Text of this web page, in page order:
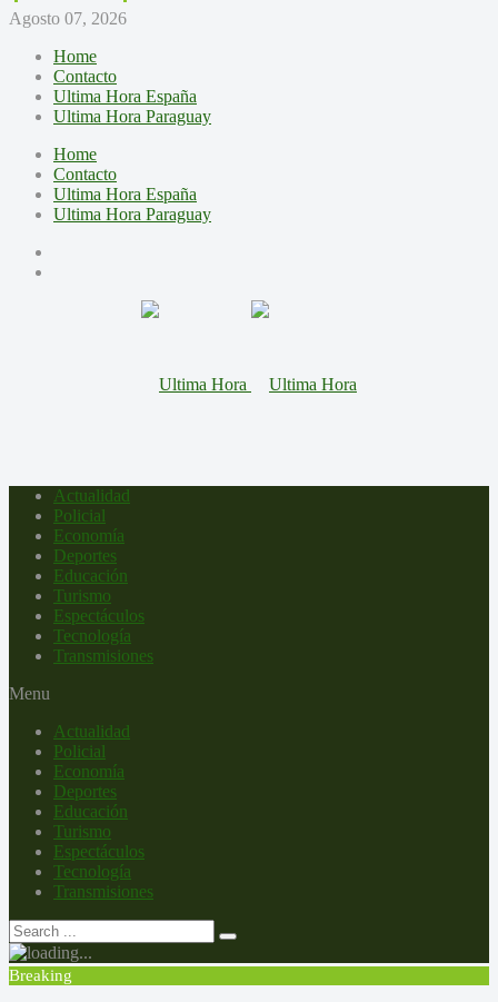
Agosto 07, 2026
Home
Contacto
Ultima Hora España
Ultima Hora Paraguay
Home
Contacto
Ultima Hora España
Ultima Hora Paraguay
Actualidad
Policial
Economía
Deportes
Educación
Turismo
Espectáculos
Tecnología
Transmisiones
Menu
Actualidad
Policial
Economía
Deportes
Educación
Turismo
Espectáculos
Tecnología
Transmisiones
Breaking